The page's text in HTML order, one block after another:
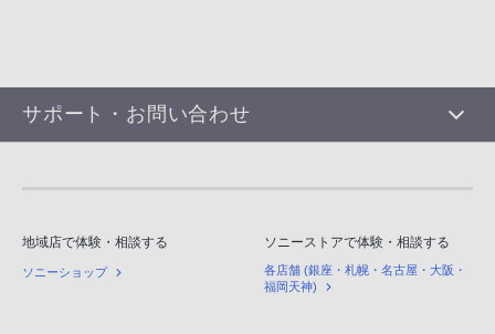
サポート・お問い合わせ
地域店で体験・相談する
ソニーショップ
ソニーストアで体験・相談する
各店舗 (銀座・札幌・名古屋・大阪・
福岡天神)